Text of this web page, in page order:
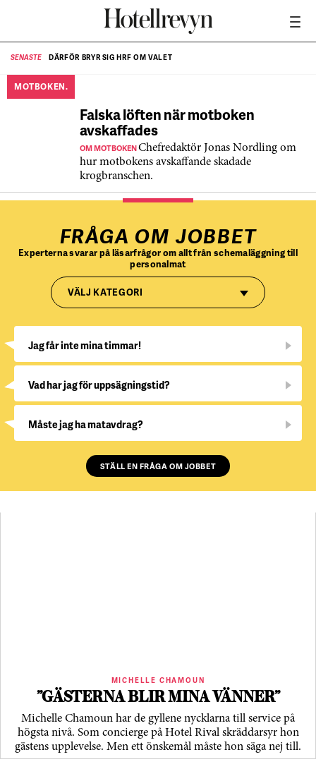
SENASTE DÄRFÖR BRYR SIG HRF OM VALET
MOTBOKEN.
Falska löften när motboken
avskaffades
OM MOTBOKENChefredaktör Jonas Nordling om
hur motbokens avskaffande skadade
krogbranschen.
FRÅGA OM JOBBET
Experterna svarar på läsarfrågor om allt från schemaläggning till
personalmat
VÄLJ KATEGORI
Jag får inte mina timmar!
Vad har jag för uppsägningstid?
Måste jag ha matavdrag?
STÄLL EN FRÅGA OM JOBBET
MICHELLE CHAMOUN
”GÄSTERNA BLIR MINA VÄNNER”
Michelle Chamoun har de gyllene nycklarna till service på
högsta nivå. Som concierge på Hotel Rival skräddarsyr hon
gästens upp­levelse. Men ett önskemål måste hon säga nej till.